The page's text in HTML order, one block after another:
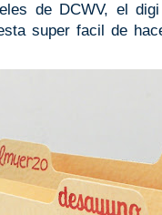
de DCWV, el
super facil de